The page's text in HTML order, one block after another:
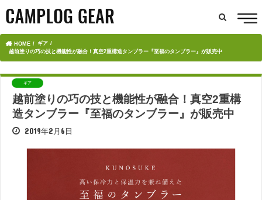
HOME
ギア
越前塗りの巧の技と機能性が融合！真空2重構造タンブラー『至福のタンブラー』が販売中
ギア
越前塗りの巧の技と機能性が融合！真空2重構
造タンブラー『至福のタンブラー』が販売中
2019年2月6日